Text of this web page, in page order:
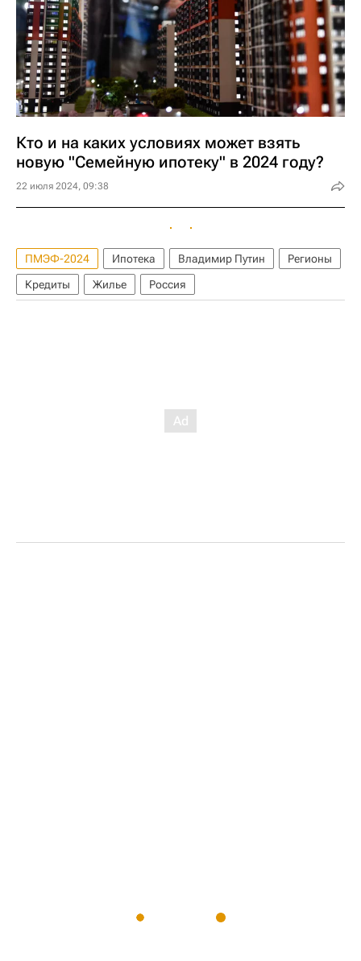
Кто и на каких условиях может взять
новую "Семейную ипотеку" в 2024 году?
22 июля 2024, 09:38
ПМЭФ-2024 Ипотека Владимир Путин
Регионы
Кредиты
Жилье Россия